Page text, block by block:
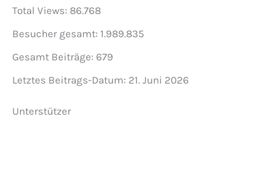
Total Views: 86.768
Besucher gesamt: 1.989.835
Gesamt Beiträge: 679
Letztes Beitrags-Datum: 21. Juni 2026
Unterstützer